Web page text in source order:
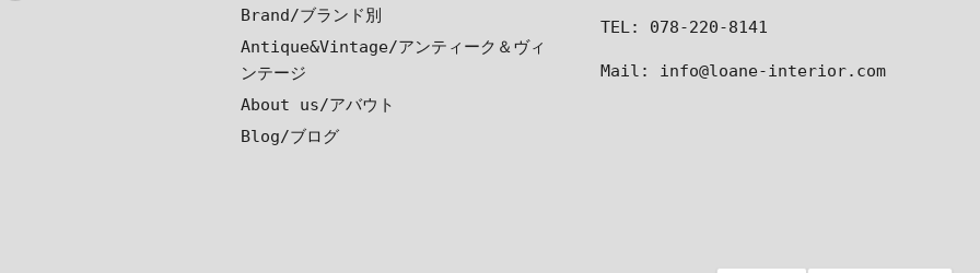
Brand/ブランド別
Antique&Vintage/アンティーク＆ヴィ
ンテージ
About us/アバウト
Blog/ブログ
TEL: 078-220-8141
Mail: info@loane-interior.com